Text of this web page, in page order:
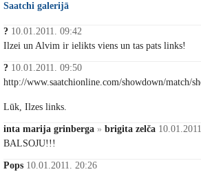
Saatchi galerijā
? 10.01.2011. 09:42
Ilzei un Alvim ir ielikts viens un tas pats links!
? 10.01.2011. 09:50
http://www.saatchionline.com/showdown/match/
Lūk, Ilzes links.
inta marija grinberga » brigita zelča
BALSOJU!!!
Pops 10.01.2011. 20:26